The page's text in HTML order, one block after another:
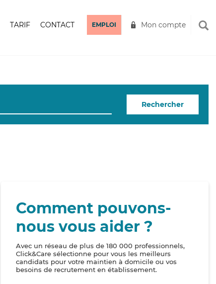
TARIF CONTACT EMPLOI Mon compte
Rechercher
Comment pouvons-
nous vous aider ?
Avec un réseau de plus de 180 000 professionnels,
Click&Care sélectionne pour vous les meilleurs
candidats pour votre maintien à domicile ou vos
besoins de recrutement en établissement.